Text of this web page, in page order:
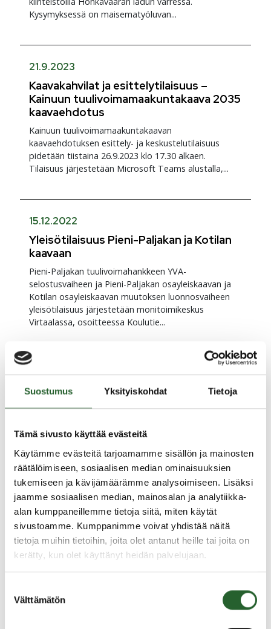
Suostumus Yksityiskohdat Tietoja
Tämä sivusto käyttää evästeitä
Käytämme evästeitä tarjoamamme sisällön ja mainosten
räätälöimiseen, sosiaalisen median ominaisuuksien
tukemiseen ja kävijämäärämme analysoimiseen. Lisäksi
jaamme sosiaalisen median, mainosalan ja analytiikka-
alan kumppaneillemme tietoja siitä, miten käytät
sivustoamme. Kumppanimme voivat yhdistää näitä
tietoja muihin tietoihin, joita olet antanut heille tai joita on
kerätty, kun olet käyttänyt heidän palvelujaan.
valinta
Välttämätön
Kysymyksessä on maisematyöluvan...
21.9.2023
Kaavakahvilat ja esittelytilaisuus –
Kainuun tuulivoimamaakuntakaava 2035
kaavaehdotus
Kainuun tuulivoimamaakuntakaavan
kaavaehdotuksen esittely- ja keskustelutilaisuus
pidetään tiistaina 26.9.2023 klo 17.30 alkaen.
Tilaisuus järjestetään Microsoft Teams alustalla,...
15.12.2022
Yleisötilaisuus Pieni-Paljakan ja Kotilan
kaavaan
Pieni-Paljakan tuulivoimahankkeen YVA-
selostusvaiheen ja Pieni-Paljakan osayleiskaavan ja
Kotilan osayleiskaavan muutoksen luonnosvaiheen
yleisötilaisuus järjestetään monitoimikeskus
Virtaalassa, osoitteessa Koulutie...
1.12.2022
Pieni-Paljakan ja Kotilan kaavaa ja
tuulivoimahanketta koskeva
Pieni-Paljakan tuulivoimahankkeen YVA-
selostusvaiheen ja Pieni-Paljakan osayleiskaavan ja
Kotilan osayleiskaavan muutoksen luonnosvaiheen
yleisötilaisuus järjestetään monitoimikeskus
Virtaalassa, osoitteessa Koulutie...
21.11.2022
Yleisotilaisuus Julkuvaaran
Tuulipuistosta
arviointisuunnitelmaa ja yleiskaavoitusta koskeva